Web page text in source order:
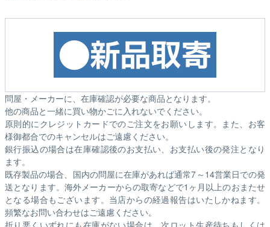
問屋・メーカーに、在庫確認が必要な商品となります。
他の商品と一緒に買い物かごに入れないでください。
原則的にクレジットカードでのご注文をお願いします。また、お客
様御都合でのキャンセルはご遠慮ください。
銀行振込の場合は在庫確認後のお支払い、お支払い後の発注となり
ます。
既存製品の場合、国内の問屋に在庫があれば通常7～14営業日での発
送となります。海外メーカーからの取寄などで1ヶ月以上のおまたせ
となる場合もございます。 当店からの経過報告はいたしかねます。
頻繁なお問い合わせはご遠慮ください。
折り悪くいずれにも在庫がない場合は、次ロット生産待ちもしくは